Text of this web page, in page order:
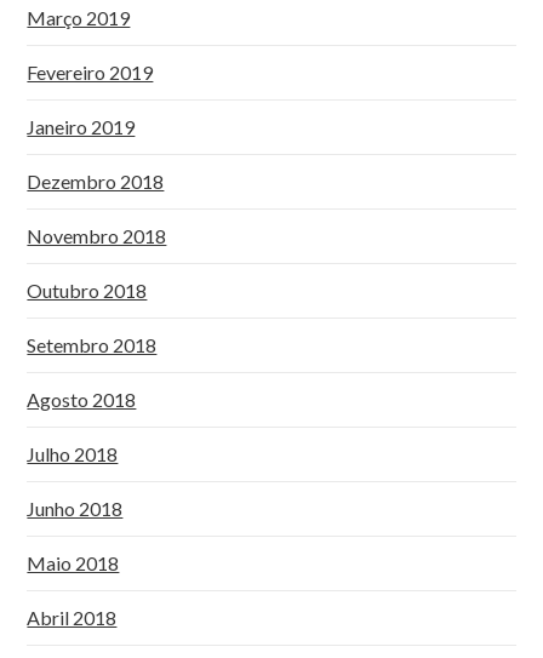
Março 2019
Fevereiro 2019
Janeiro 2019
Dezembro 2018
Novembro 2018
Outubro 2018
Setembro 2018
Agosto 2018
Julho 2018
Junho 2018
Maio 2018
Abril 2018